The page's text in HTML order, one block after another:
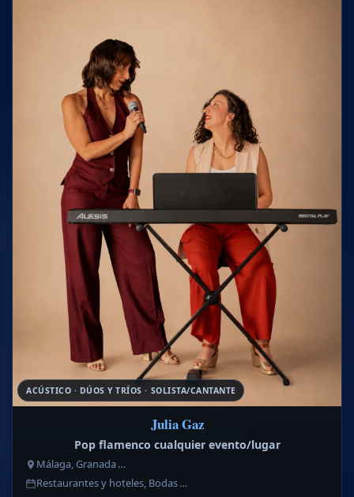
ACÚSTICO · DÚOS Y TRÍOS · SOLISTA/CANTANTE
Julia Gaz
Pop flamenco cualquier evento/lugar
Málaga, Granada …
Restaurantes y hoteles, Bodas …